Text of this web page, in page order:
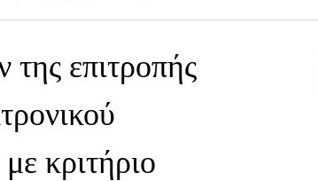
επιτροπής
κριτήριο